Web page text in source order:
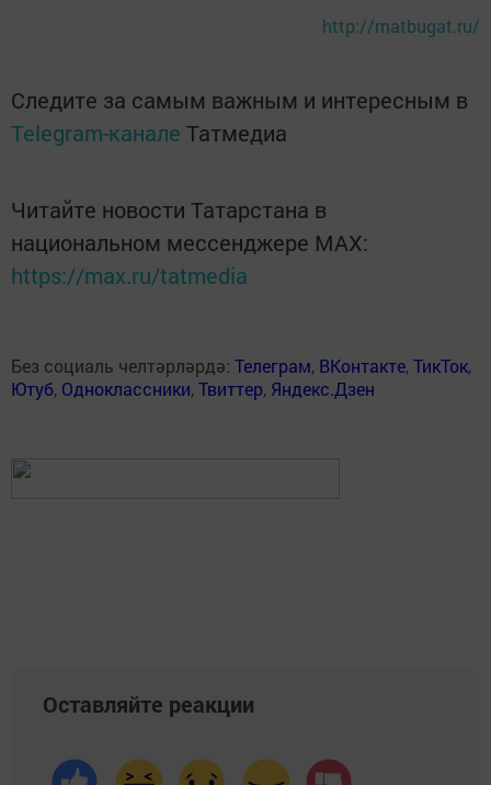
http://matbugat.ru/
Следите за самым важным и интересным в
Telegram-канале Татмедиа
Читайте новости Татарстана в
национальном мессенджере MАХ:
https://max.ru/tatmedia
Без социаль челтәрләрдә: Телеграм, ВКонтакте,ТикТок,
Ютуб, Одноклассники,Твиттер, Яндекс.Дзен
Оставляйте реакции